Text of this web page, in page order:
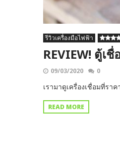
รีวิวเครื่องมือไฟฟ้า
REVIEW! ตู้เ
09/03/2020 0
เรามาดูเครื่องเชื่อมที่รา
READ MORE